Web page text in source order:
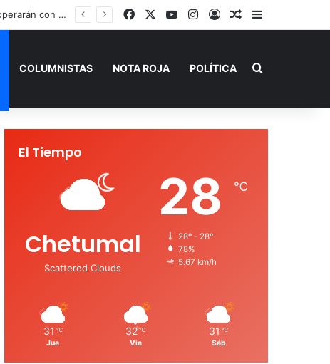
En carta abierta, Mario Villanueva desmiente publicaciones erróneas de su situación legal FacebookYouTubeInstagram
AccesoPublicación al
Barra lateral
COLUMNISTAS NOTA ROJA POLÍTICA Buscar por
El Tiempo
Chetumal
Scattered Clouds
28 ℃
28º - 28º
78%
5.67 km/h
31 ℃
Jue
32 ℃
Vie
31 ℃
Sáb